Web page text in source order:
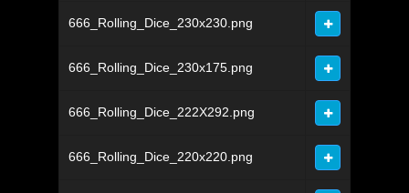
666_Rolling_Dice_230x230.png
666_Rolling_Dice_230x175.png
666_Rolling_Dice_222X292.png
666_Rolling_Dice_220x220.png